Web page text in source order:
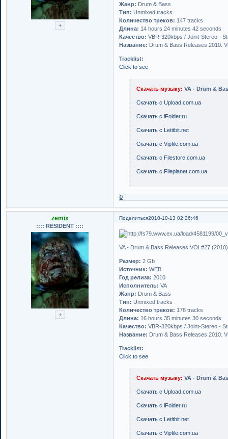
Жанр: Drum & Bass
Тип: Unmixed tracks
Количество треков: 147 tracks
Длина: 14 hours 24 minutes 42 seconds
Качество: VBR-320kbps / Joint-Stereo -
Название: Drum & Bass Releases 2010.
Tracklist:
Click to see
Скачать музыку: VA - Drum &
Скачать с Upload.com.ua
Скачать с iFolder.ru
Скачать с Letitbit.net
Скачать с Vipfile.com.ua
Скачать с Filestore.com.ua
Скачать с Fileplanet.com.ua
0
Поделиться2010-10-13 02:26:46
zemix
:::: RESIDENT ::::
VA - Drum & Bass Releases VOL#27 (2010)
Размер: 2 Gb
Источник: WEB
Год релиза: 2010
Исполнитель: VA
Жанр: Drum & Bass
Тип: Unmixed tracks
Количество треков: 178 tracks
Длина: 16 hours 35 minutes 30 seconds
Качество: VBR-320kbps / Joint-Stereo -
Название: Drum & Bass Releases 2010.
Tracklist:
Click to see
Скачать музыку: VA - Drum &
Скачать с Upload.com.ua
Скачать с iFolder.ru
Скачать с Letitbit.net
Скачать с Vipfile.com.ua